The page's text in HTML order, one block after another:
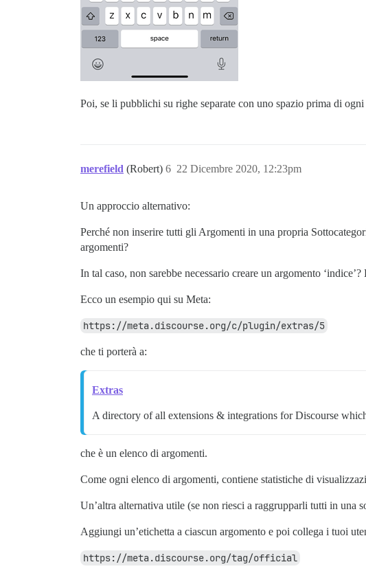
Poi, se li pubblichi su righe separate con uno spazio prima di
merefield (Robert) 22 Dicembre 2020, 12:23pm
6
Un approccio alternativo:
Perché non inserire tutti gli Argomenti in una propria
argomenti?
In tal caso, non sarebbe necessario creare un argomento
Ecco un esempio qui su Meta:
https://meta.discourse.org/c/plugin/extras/5
che ti porterà a:
Extras
A directory of all extensions & integrations for Discourse
che è un elenco di argomenti.
Come ogni elenco di argomenti, contiene statistiche di
Un’altra alternativa utile (se non riesci a raggrupparli tutti in una
Aggiungi un’etichetta a ciascun argomento e poi collega i tuoi
https://meta.discourse.org/tag/official